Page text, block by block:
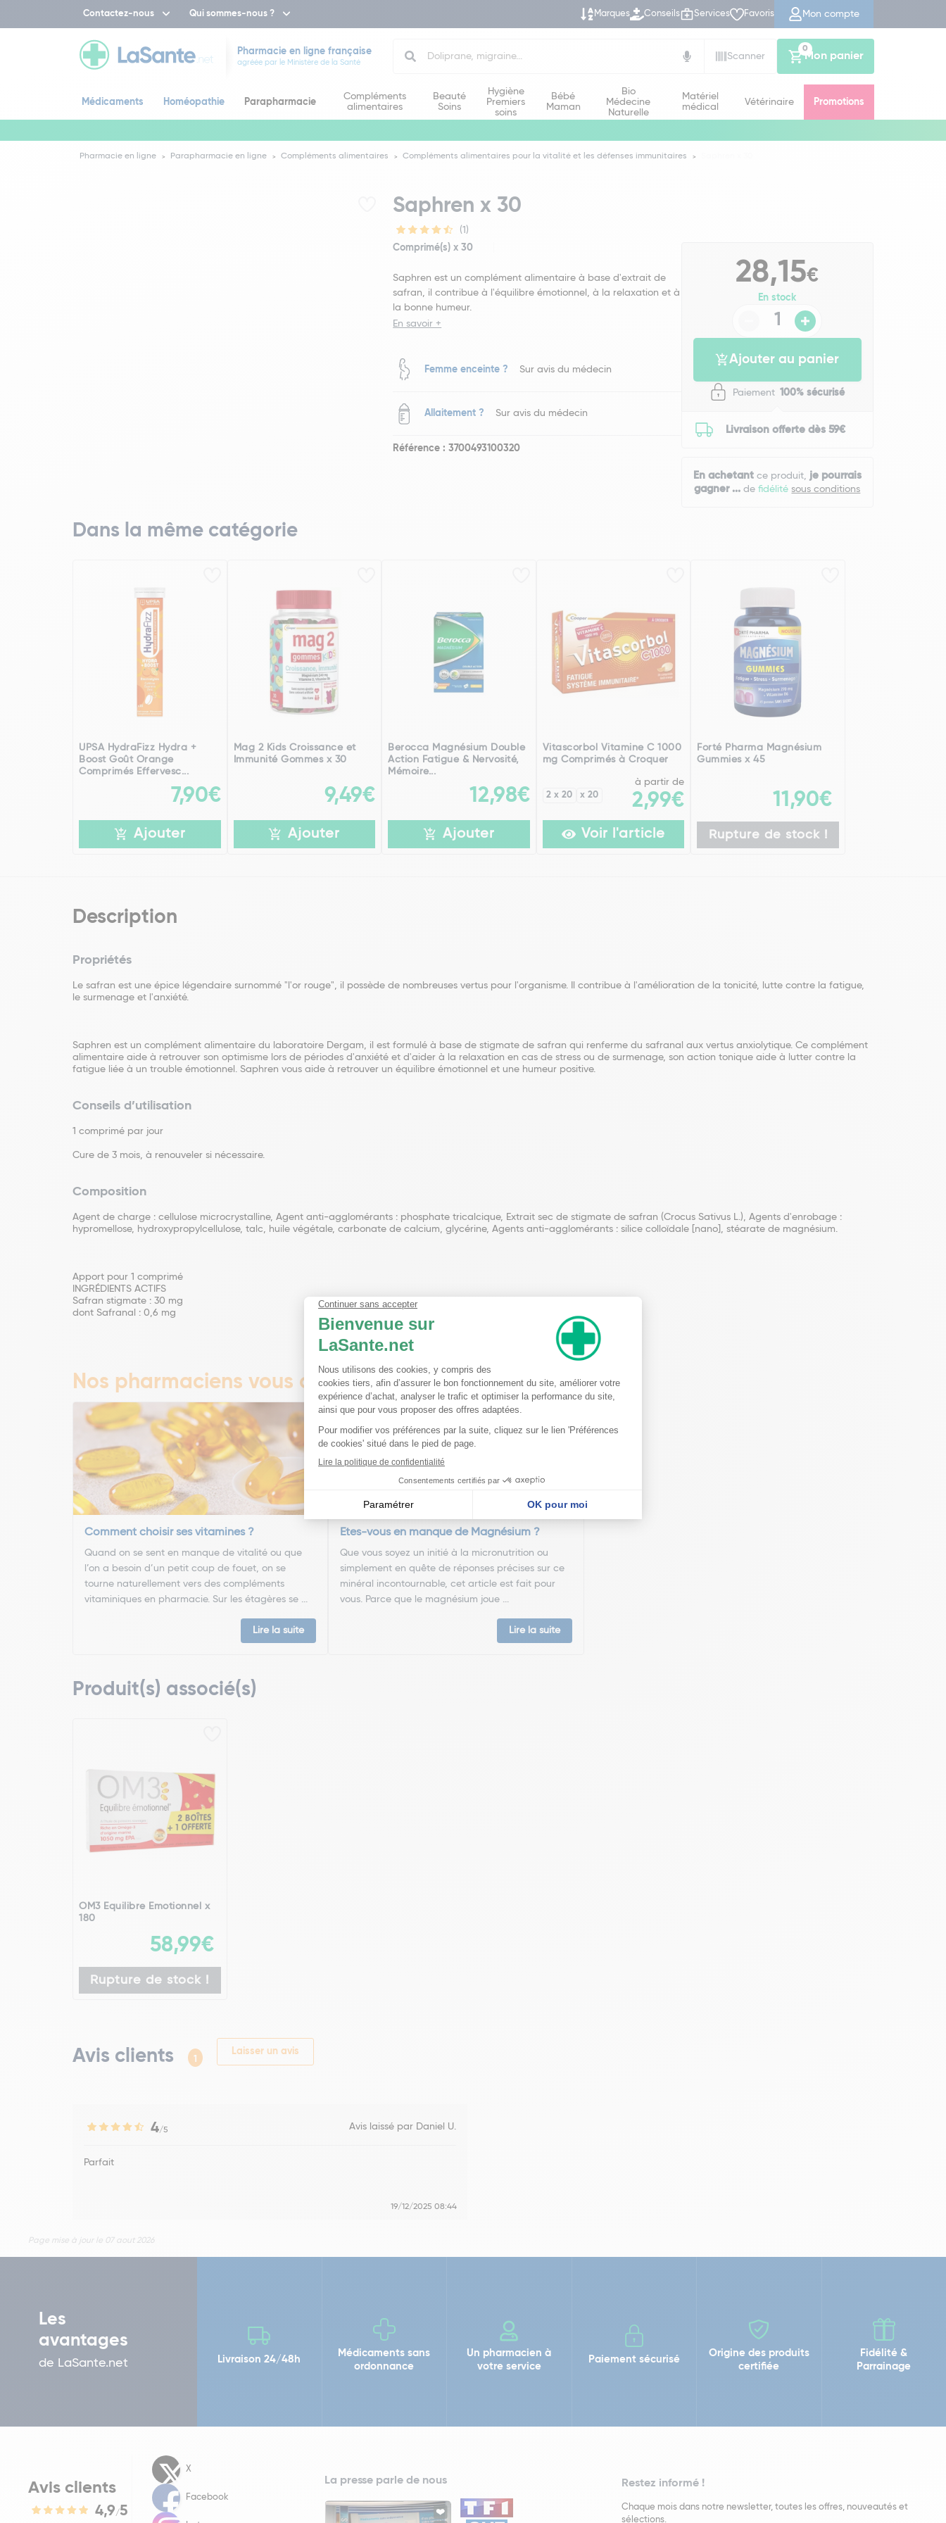
Contactez-nous Qui sommes-nous ? Marques Conseils Services Favoris Mon compte
Pharmacie en ligne française
agréée par le Ministère de la Santé
Scanner
Mon panier
0
Médicaments Homéopathie Parapharmacie
Compléments
alimentaires
Beauté
Soins
Hygiène
Premiers
soins
Bébé
Maman
Bio
Médecine
Naturelle
Matériel
médical
Vétérinaire Promotions
Pharmacie en ligne Parapharmacie en ligne Compléments alimentaires Compléments alimentaires pour la vitalité et les défenses immunitaires
Saphren x 30
(1)
Comprimé(s) x 30
Saphren est un complément alimentaire à base d'extrait de
safran, il contribue à l'équilibre émotionnel, à la relaxation et à
la bonne humeur.
En savoir +
Femme enceinte ? Sur avis du médecin
Allaitement ? Sur avis du médecin
Référence : 3700493100320
28,15€
En stock
Ajouter au panier
Paiement 100% sécurisé
Livraison offerte dès 59€
En achetantce produit, je pourrais
gagner ... defidélitésous conditions
Dans la même catégorie
UPSA HydraFizz Hydra +
Boost Goût Orange
Comprimés Effervesc...
7,90€
Ajouter
Mag 2 Kids Croissance et
Immunité Gommes x 30
9,49€
Ajouter
Berocca Magnésium Double
Action Fatigue & Nervosité,
Mémoire...
12,98€
Ajouter
Vitascorbol Vitamine C 1000
mg Comprimés à Croquer
2 x 20 x 20
à partir de
2,99€
Voir l'article
Forté Pharma Magnésium
Gummies x 45
11,90€
Rupture de stock !
Description
Propriétés
Le safran est une épice légendaire surnommé "l'or rouge", il possède de nombreuses vertus pour l'organisme. Il contribue à l'amélioration de la tonicité, lutte contre la fatigue,
le surmenage et l'anxiété.
Saphren est un complément alimentaire du laboratoire Dergam, il est formulé à base de stigmate de safran qui renferme du safranal aux vertus anxiolytique. Ce complément
alimentaire aide à retrouver son optimisme lors de périodes d'anxiété et d'aider à la relaxation en cas de stress ou de surmenage, son action tonique aide à lutter contre la
fatigue liée à un trouble émotionnel. Saphren vous aide à retrouver un équilibre émotionnel et une humeur positive.
Conseils d’utilisation
1 comprimé par jour
Cure de 3 mois, à renouveler si nécessaire.
Composition
Agent de charge : cellulose microcrystalline, Agent anti-agglomérants : phosphate tricalcique, Extrait sec de stigmate de safran (Crocus Sativus L.), Agents d'enrobage :
hypromellose, hydroxypropylcellulose, talc, huile végétale, carbonate de calcium, glycérine, Agents anti-agglomérants : silice colloïdale [nano], stéarate de magnésium.
Apport pour 1 comprimé
INGRÉDIENTS ACTIFS
Safran stigmate : 30 mg
dont Safranal : 0,6 mg
Nos pharmaciens vous conseillent
Comment choisir ses vitamines ?
Quand on se sent en manque de vitalité ou que
l’on a besoin d’un petit coup de fouet, on se
tourne naturellement vers des compléments
vitaminiques en pharmacie. Sur les étagères se ...
Lire la suite
Etes-vous en manque de Magnésium ?
Que vous soyez un initié à la micronutrition ou
simplement en quête de réponses précises sur ce
minéral incontournable, cet article est fait pour
vous. Parce que le magnésium joue ...
Lire la suite
Produit(s) associé(s)
OM3 Equilibre Emotionnel x
180
58,99€
Rupture de stock !
Avis clients 1
Laisser un avis
4/5 Avis laissé par Daniel U.
Parfait
19/12/2025 08:44
Page mise à jour le 07 aout 2026
Les
avantages
de LaSante.net Livraison 24/48h
Médicaments sans
ordonnance
Un pharmacien à
votre service
Paiement sécurisé
Origine des produits
certifiée
Fidélité &
Parrainage
Avis clients
4,9/5
X
Facebook
La presse parle de nous Restez informé !
Chaque mois dans notre newsletter, toutes les offres, nouveautés et
sélections.